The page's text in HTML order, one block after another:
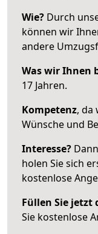
Wie? Durch
können wir
andere
Was wir Ihnen
17 Jahren.
Kompetenz, da
Wünsche und
Interesse?
holen Sie sich
kostenlose
Füllen Sie jetzt
Sie kostenlose